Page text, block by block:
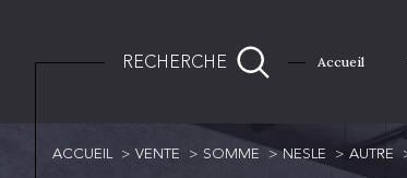
Accueil
RECHERCHE
ACCUEIL VENTE SOMME NESLE AUTRE